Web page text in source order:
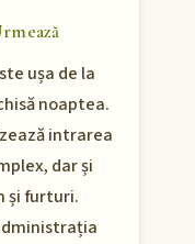
ușa de la
noaptea.
intrarea
dar și
și furturi.